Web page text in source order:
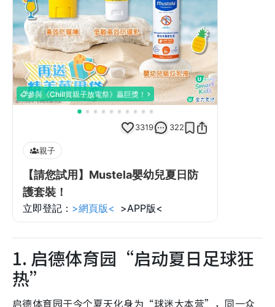
1. 启德体育园“启动夏日足球狂
热”
启德体育园于今个夏天化身为“球迷大本营”，同一众